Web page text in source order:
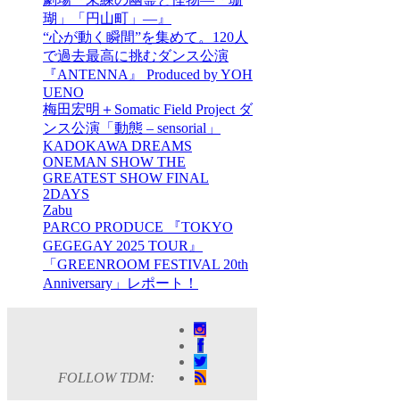
瑚」「円山町」―』
“心が動く瞬間”を集めて。120人
で過去最高に挑むダンス公演
『ANTENNA』 Produced by YOH
UENO
梅田宏明＋Somatic Field Project ダ
ンス公演「動態 ‒ sensorial」
KADOKAWA DREAMS
ONEMAN SHOW THE
GREATEST SHOW FINAL
2DAYS
Zabu
PARCO PRODUCE 『TOKYO
GEGEGAY 2025 TOUR』
「GREENROOM FESTIVAL 20th
Anniversary」レポート！
FOLLOW TDM: